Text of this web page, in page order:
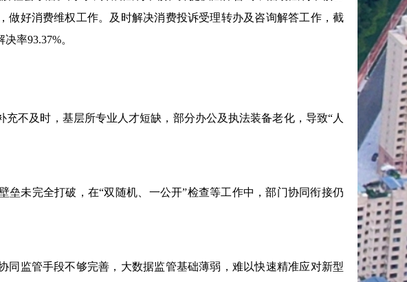
做好消费维权工作。及时解决消费投诉受理转办及咨询解答工作，截
率93.37%。
及时，基层所专业人才短缺，部分办公及执法装备老化，导致“人
未完全打破，在“双随机、一公开”检查等工作中，部门协同衔接仍
监管手段不够完善，大数据监管基础薄弱，难以快速精准应对新型